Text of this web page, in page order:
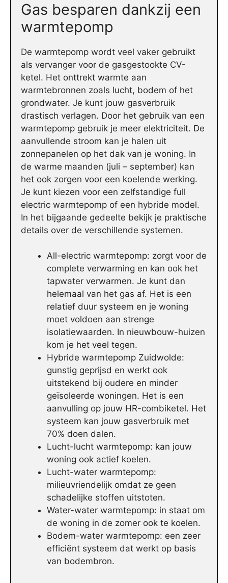
Gas besparen dankzij een
warmtepomp
De warmtepomp wordt veel vaker gebruikt
als vervanger voor de gasgestookte CV-
ketel. Het onttrekt warmte aan
warmtebronnen zoals lucht, bodem of het
grondwater. Je kunt jouw gasverbruik
drastisch verlagen. Door het gebruik van een
warmtepomp gebruik je meer elektriciteit. De
aanvullende stroom kan je halen uit
zonnepanelen op het dak van je woning. In
de warme maanden (juli – september) kan
het ook zorgen voor een koelende werking.
Je kunt kiezen voor een zelfstandige full
electric warmtepomp of een hybride model.
In het bijgaande gedeelte bekijk je praktische
details over de verschillende systemen.
All-electric warmtepomp: zorgt voor de
complete verwarming en kan ook het
tapwater verwarmen. Je kunt dan
helemaal van het gas af. Het is een
relatief duur systeem en je woning
moet voldoen aan strenge
isolatiewaarden. In nieuwbouw-huizen
kom je het veel tegen.
Hybride warmtepomp Zuidwolde:
gunstig geprijsd en werkt ook
uitstekend bij oudere en minder
geïsoleerde woningen. Het is een
aanvulling op jouw HR-combiketel. Het
systeem kan jouw gasverbruik met
70% doen dalen.
Lucht-lucht warmtepomp: kan jouw
woning ook actief koelen.
Lucht-water warmtepomp:
milieuvriendelijk omdat ze geen
schadelijke stoffen uitstoten.
Water-water warmtepomp: in staat om
de woning in de zomer ook te koelen.
Bodem-water warmtepomp: een zeer
efficiënt systeem dat werkt op basis
van bodembron.